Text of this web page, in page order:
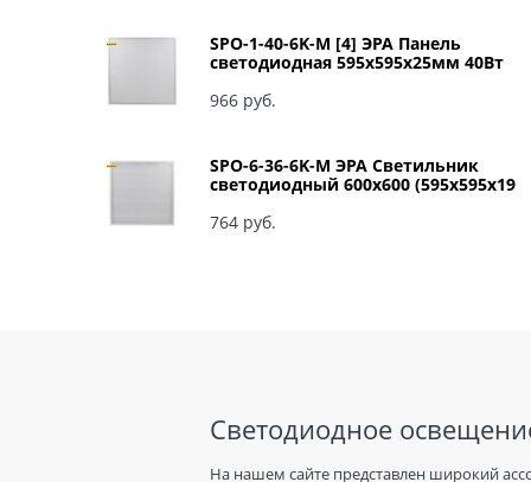
SPO-1-40-6K-M [4] ЭРА Панель
светодиодная 595x595x25мм 40Вт
966 руб.
SPO-6-36-6K-M ЭРА Светильник
светодиодный 600х600 (595x595x19
Матовый Б0039318
764 руб.
Светодиодное
На нашем сайте представлен широкий